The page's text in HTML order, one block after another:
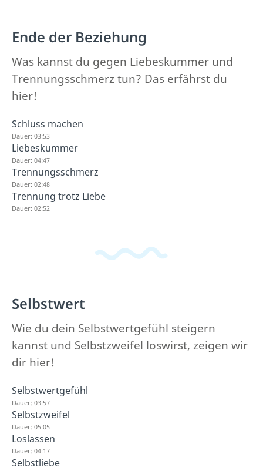
Ende der Beziehung
Was kannst du gegen Liebeskummer und
Trennungsschmerz tun? Das erfährst du
hier!
Schluss machen
Dauer: 03:53
Liebeskummer
Dauer: 04:47
Trennungsschmerz
Dauer: 02:48
Trennung trotz Liebe
Dauer: 02:52
Selbstwert
Wie du dein Selbstwertgefühl steigern
kannst und Selbstzweifel loswirst, zeigen wir
dir hier!
Selbstwertgefühl
Dauer: 03:57
Selbstzweifel
Dauer: 05:05
Loslassen
Dauer: 04:17
Selbstliebe